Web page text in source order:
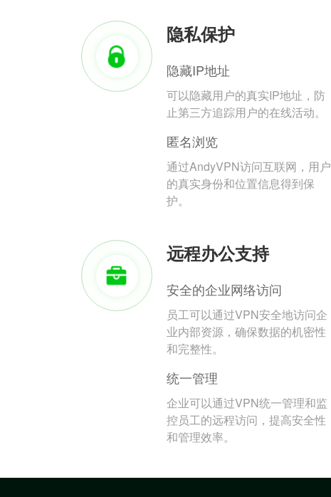
隐私保护
隐藏IP地址
可以隐藏用户的真实IP地址，防
止第三方追踪用户的在线活动。
匿名浏览
通过AndyVPN访问互联网，用户
的真实身份和位置信息得到保
护。
远程办公支持
安全的企业网络访问
员工可以通过VPN安全地访问企
业内部资源，确保数据的机密性
和完整性。
统一管理
企业可以通过VPN统一管理和监
控员工的远程访问，提高安全性
和管理效率。